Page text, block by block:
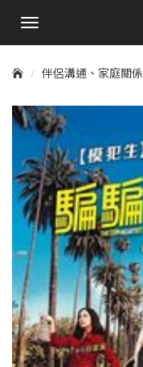
手
單
伴侶溝通、家庭關係